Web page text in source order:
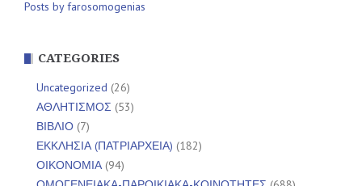
Posts by farosomogenias
CATEGORIES
Uncategorized (26)
ΑΘΛΗΤΙΣΜΟΣ (53)
ΒΙΒΛΙΟ (7)
ΕΚΚΛΗΣΙΑ (ΠΑΤΡΙΑΡΧΕΙΑ) (182)
ΟΙΚΟΝΟΜΙΑ(94)